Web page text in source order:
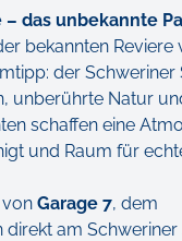
– das unbekannte
bekannten Reviere
der Schweriner
unberührte Natur
schaffen eine
und Raum für
Garage 7, dem
am Schweriner